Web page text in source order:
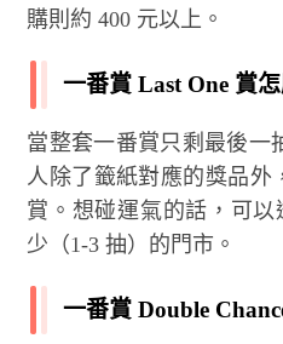
購則約 400 元以上。
一番賞 Last One 賞
當整套一番賞只剩最後一
人除了籤紙對應的獎品外
賞。想碰運氣的話，可
少（1-3 抽）的門市。
一番賞 Double